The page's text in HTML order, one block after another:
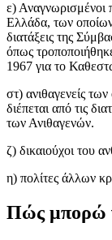
ε) Αναγνωρισμένοι
Ελλάδα, των οποίων
διατάξεις της
όπως
1967 για το
στ) ανιθαγενείς
διέπεται από τις
των Ανιθαγενών.
ζ) δικαιούχοι του
η) πολίτες άλλων
Πώς μπορώ